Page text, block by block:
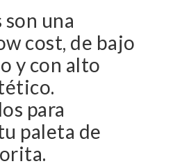
una
cost, de bajo
y con alto
para
paleta de